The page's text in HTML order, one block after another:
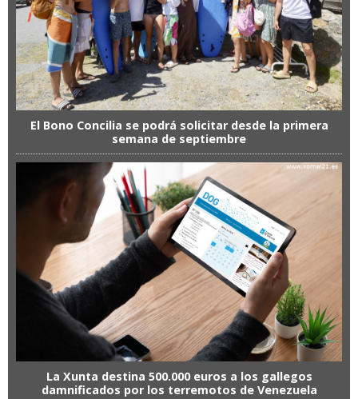
El Bono Concilia se podrá solicitar desde la primera
semana de septiembre
La Xunta destina 500.000 euros a los gallegos
damnificados por los terremotos de Venezuela